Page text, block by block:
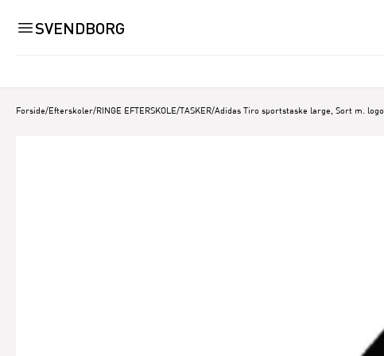
SVENDBORG
Forside/Efterskoler/RINGE EFTERSKOLE/TASKER/Adidas Tiro sportstaske large, Sort m. logo